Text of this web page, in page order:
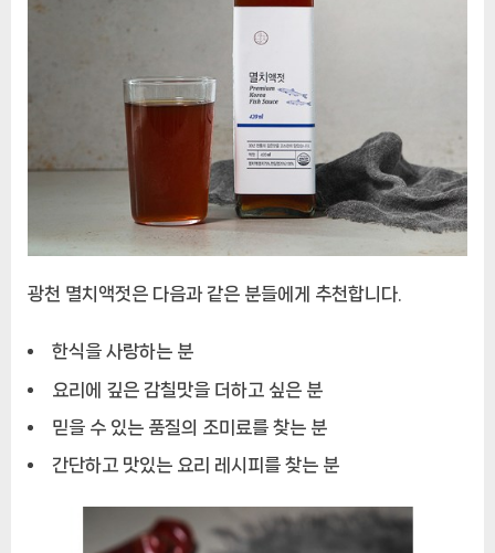
광천 멸치액젓은 다음과 같은 분들에게 추천합니다.
한식을 사랑하는 분
요리에 깊은 감칠맛을 더하고 싶은 분
믿을 수 있는 품질의 조미료를 찾는 분
간단하고 맛있는 요리 레시피를 찾는 분